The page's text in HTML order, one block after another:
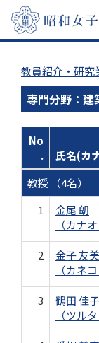
教員紹介・研究
専門分野：建
No
.
氏名(カ
教授 （4名）
1
金尾 朗
（カナ
2
金子 友美
（カネ
3
鶴田 佳子
（ツル